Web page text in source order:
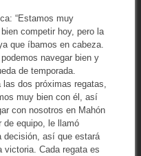
“Estamos muy
competir hoy, pero la
que íbamos en cabeza.
navegar bien y
de temporada.
las dos próximas regatas,
muy bien con él, así
con nosotros en Mahón
de equipo, le llamó
decisión, así que estará
victoria. Cada regata es